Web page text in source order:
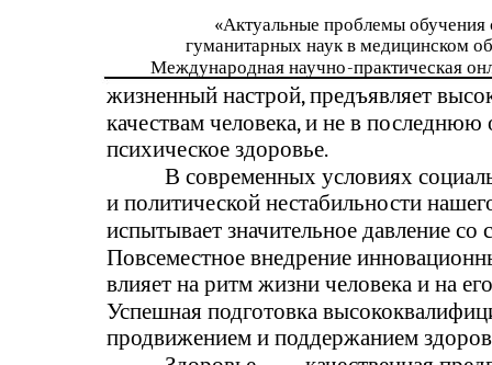
«Актуальные проблемы обучения
гуманитарных наук в медицинском
Международная научно-практическая
жизненный настрой, предъявляет
качествам человека, и не в последнюю
психическое здоровье.
В современных условиях
и политической нестабильности
испытывает значительное давление
Повсеместное внедрение
влияет на ритм жизни человека и на
Успешная подготовка
продвижением и поддержанием